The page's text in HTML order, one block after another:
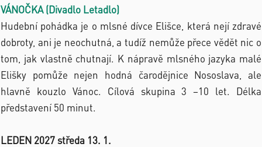
VÁNOČKA (Divadlo Letadlo)
Hudební pohádka je o mlsné dívce Elišce, která nejí zdravé
dobroty, ani je neochutná, a tudíž nemůže přece vědět nic o
tom, jak vlastně chutnají. K nápravě mlsného jazyka malé
Elišky pomůže nejen hodná čarodějnice Nososlava, ale
hlavně kouzlo Vánoc. Cílová skupina 3 –10 let. Délka
představení 50 minut.
LEDEN 2027 středa 13. 1.